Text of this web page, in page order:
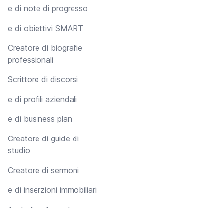
e di note di progresso
e di obiettivi SMART
Creatore di biografie
professionali
Scrittore di discorsi
e di profili aziendali
e di business plan
Creatore di guide di
studio
Creatore di sermoni
e di inserzioni immobiliari